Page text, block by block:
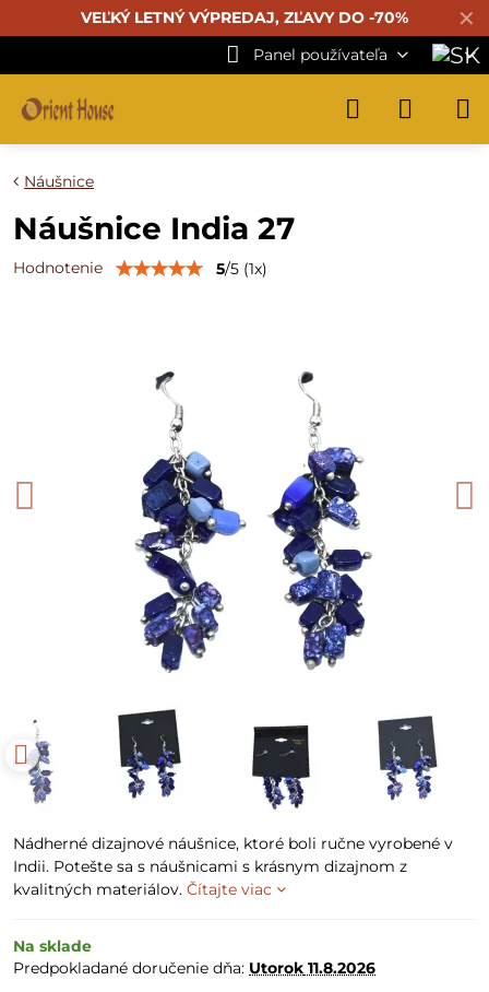
✕
VEĽKÝ LETNÝ VÝPREDAJ, ZĽAVY DO -70%
Panel používateľa
Náušnice
Náušnice India 27
Hodnotenie 5/5 (1x)
Nádherné dizajnové náušnice, ktoré boli ručne vyrobené v
Indii. Potešte sa s náušnicami s krásnym dizajnom z
kvalitných materiálov. Čítajte viac
Na sklade
Predpokladané doručenie dňa: Utorok 11.8.2026